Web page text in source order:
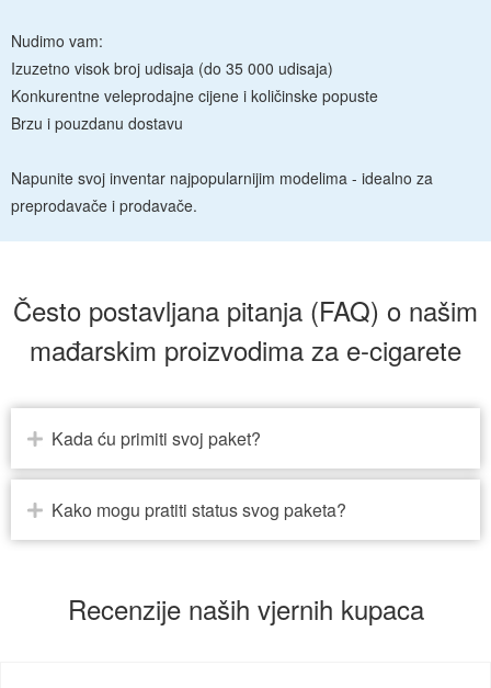
Nudimo vam:
Izuzetno visok broj udisaja (do 35 000 udisaja)
Konkurentne veleprodajne cijene i količinske popuste
Brzu i pouzdanu dostavu
Napunite svoj inventar najpopularnijim modelima - idealno za
preprodavače i prodavače.
Često postavljana pitanja (FAQ) o našim
mađarskim proizvodima za e-cigarete
Kada ću primiti svoj paket?
Kako mogu pratiti status svog paketa?
Recenzije naših vjernih kupaca